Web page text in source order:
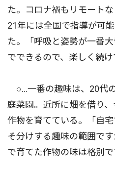
た。コロナ禍もリモートな
21年には全国で指導が可
た。「呼吸と姿勢が一番
でできるので、楽しく続け
○…一番の趣味は、20代
庭菜園。近所に畑を借り
作物を育てている。「自
そ分けする趣味の範囲で
で育てた作物の味は格別で